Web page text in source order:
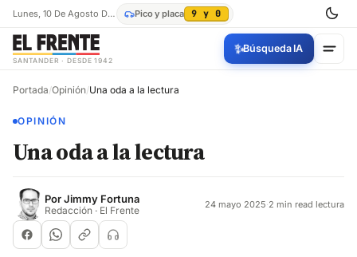
Lunes, 10 De Agosto De 2026 Pico y placa 9 y 0
SANTANDER · DESDE 1942
✨Búsqueda IA
Portada/Opinión/Una oda a la lectura
OPINIÓN
Una oda a la lectura
PorJimmy Fortuna
Redacción · El Frente 24 mayo 2025·2 min read lectura